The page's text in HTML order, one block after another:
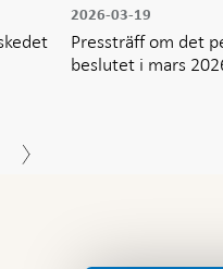
2026-03-19
Pressträff om det
beslutet i mars